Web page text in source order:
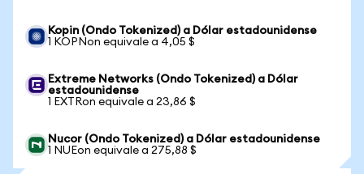
Kopin (Ondo Tokenized) a Dólar estadounidense
1 KOPNon equivale a 4,05 $
Extreme Networks (Ondo Tokenized) a Dólar
estadounidense
1 EXTRon equivale a 23,86 $
Nucor (Ondo Tokenized) a Dólar estadounidense
1 NUEon equivale a 275,88 $